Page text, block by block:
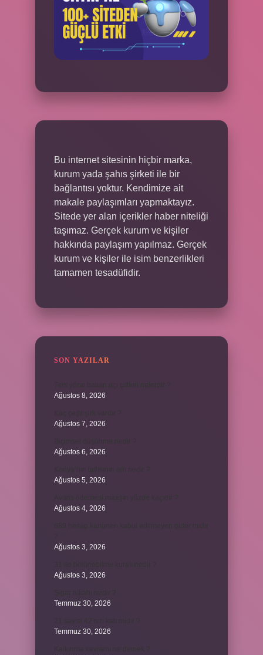
Bu internet sitesinin hiçbir marka,
kurum yada şahıs şirketi ile bir
bağlantısı yoktur. Kendimize ait
makale paylaşımları yapmaktayız.
Sitede yer alan içerikler haber niteliği
taşımaz. Gerçek kurum ve kişiler
hakkında paylaşım yapılmaz. Gerçek
kurum ve kişiler ile isim benzerlikleri
tamamen tesadüfidir.
SON YAZILAR
Ağustos 8, 2026
Ağustos 7, 2026
Ağustos 6, 2026
Ağustos 5, 2026
Ağustos 4, 2026
Ağustos 3, 2026
Ağustos 3, 2026
Temmuz 30, 2026
Temmuz 30, 2026